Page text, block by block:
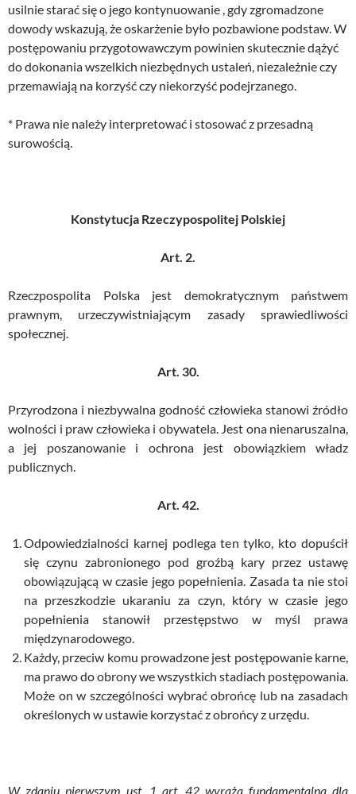
usilnie starać się o jego kontynuowanie , gdy zgromadzone
dowody wskazują, że oskarżenie było pozbawione podstaw. W
postępowaniu przygotowawczym powinien skutecznie dążyć
do dokonania wszelkich niezbędnych ustaleń, niezależnie czy
przemawiają na korzyść czy niekorzyść podejrzanego.
* Prawa nie należy interpretować i stosować z przesadną
surowością.
Konstytucja Rzeczypospolitej Polskiej
Art. 2.
Rzeczpospolita Polska jest demokratycznym państwem
prawnym, urzeczywistniającym zasady sprawiedliwości
społecznej.
Art. 30.
Przyrodzona i niezbywalna godność człowieka stanowi źródło
wolności i praw człowieka i obywatela. Jest ona nienaruszalna,
a jej poszanowanie i ochrona jest obowiązkiem władz
publicznych.
Art. 42.
Odpowiedzialności karnej podlega ten tylko, kto dopuścił
się czynu zabronionego pod groźbą kary przez ustawę
obowiązującą w czasie jego popełnienia. Zasada ta nie stoi
na przeszkodzie ukaraniu za czyn, który w czasie jego
popełnienia stanowił przestępstwo w myśl prawa
międzynarodowego.
Każdy, przeciw komu prowadzone jest postępowanie karne,
ma prawo do obrony we wszystkich stadiach postępowania.
Może on w szczególności wybrać obrońcę lub na zasadach
określonych w ustawie korzystać z obrońcy z urzędu.
W zdaniu pierwszym ust. 1 art. 42 wyraża fundamentalną dla